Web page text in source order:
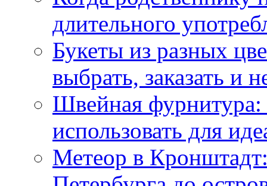
длительного
Букеты из разных
выбрать, заказать и
Швейная фурнитура:
использовать для
Метеор в